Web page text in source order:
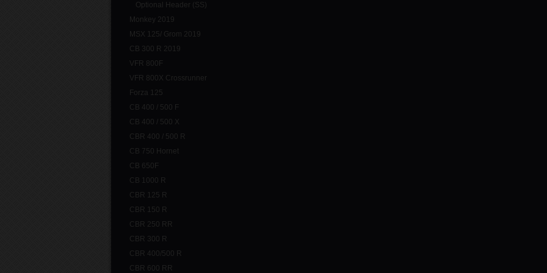
Optional Header (SS)
Monkey 2019
MSX 125/ Grom 2019
CB 300 R 2019
VFR 800F
VFR 800X Crossrunner
Forza 125
CB 400 / 500 F
CB 400 / 500 X
CBR 400 / 500 R
CB 750 Hornet
CB 650F
CB 1000 R
CBR 125 R
CBR 150 R
CBR 250 RR
CBR 300 R
CBR 400/500 R
CBR 600 RR